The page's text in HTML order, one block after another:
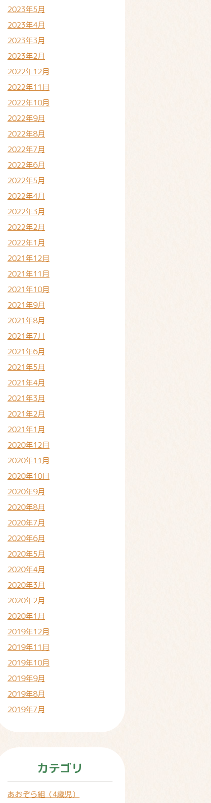
2023年5月
2023年4月
2023年3月
2023年2月
2022年12月
2022年11月
2022年10月
2022年9月
2022年8月
2022年7月
2022年6月
2022年5月
2022年4月
2022年3月
2022年2月
2022年1月
2021年12月
2021年11月
2021年10月
2021年9月
2021年8月
2021年7月
2021年6月
2021年5月
2021年4月
2021年3月
2021年2月
2021年1月
2020年12月
2020年11月
2020年10月
2020年9月
2020年8月
2020年7月
2020年6月
2020年5月
2020年4月
2020年3月
2020年2月
2020年1月
2019年12月
2019年11月
2019年10月
2019年9月
2019年8月
2019年7月
カテゴリ
あおぞら組（4歳児）